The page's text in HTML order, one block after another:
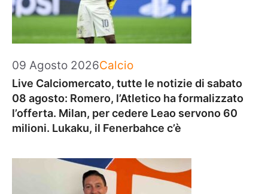
09 Agosto 2026Categorie
Calcio
Live Calciomercato, tutte le notizie di sabato
08 agosto: Romero, l’Atletico ha formalizzato
l’offerta. Milan, per cedere Leao servono 60
milioni. Lukaku, il Fenerbahce c’è